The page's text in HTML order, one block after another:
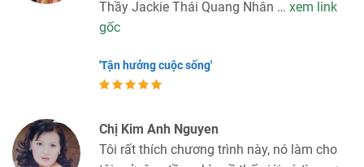
Thầy Jackie Thái Quang Nhân … xem link
gốc
'Tận hưởng cuộc sống'
Chị Kim Anh Nguyen
Tôi rất thích chương trình này, nó làm cho